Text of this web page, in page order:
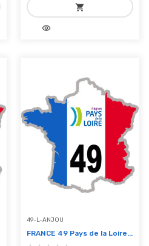
shopping_cart
add_shopping_cartvisibility
49-L-ANJOU
FRANCE 49 Pays de la Loire...